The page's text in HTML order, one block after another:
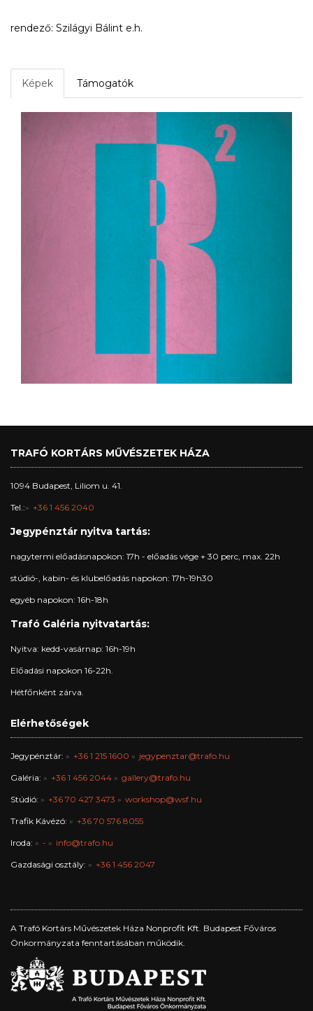
rendező: Szilágyi Bálint e.h.
Képek Támogatók
TRAFÓ KORTÁRS MŰVÉSZETEK HÁZA
1094 Budapest, Liliom u. 41.
Tel.: +36 1 456 2040
Jegypénztár nyitva tartás:
nagytermi előadásnapokon: 17h - előadás vége + 30 perc, max. 22h
stúdió-, kabin- és klubelőadás napokon: 17h-19h30
egyéb napokon: 16h-18h
Trafó Galéria nyitvatartás:
Nyitva: kedd-vasárnap: 16h-19h
Előadási napokon 16-22h.
Hétfőnként zárva.
Elérhetőségek
Jegypénztár: +36 1 215 1600 jegypenztar@trafo.hu
Galéria: +36 1 456 2044 gallery@trafo.hu
Stúdió: +36 70 427 3473 workshop@wsf.hu
Trafik Kávézó: +36 70 576 8055
Iroda: - info@trafo.hu
Gazdasági osztály: +36 1 456 2047
A Trafó Kortárs Művészetek Háza Nonprofit Kft. Budapest Főváros
Önkormányzata fenntartásában működik.